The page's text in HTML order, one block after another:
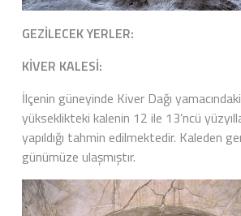
GEZİLECEK YERLER:
KİVER KALESİ:
İlçenin güneyinde Kiver Dağı
yükseklikteki kalenin 12 ile 13’ncü
yapıldığı tahmin edilmektedir. Kaleden
günümüze ulaşmıştır.